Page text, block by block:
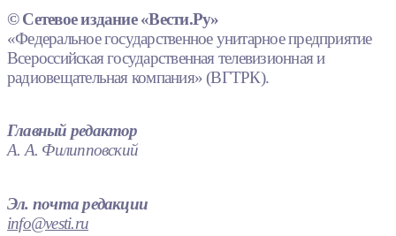
© Сетевое издание «Вести.Ру»
«Федеральное государственное унитарное предприятие
Всероссийская государственная телевизионная и
радиовещательная компания» (ВГТРК).
Главный редактор
А. А. Филипповский
Эл. почта редакции
info@vesti.ru